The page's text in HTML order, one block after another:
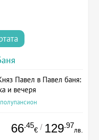
Павел в Павел баня:
и вечеря
66.45
€ / 129.97
лв.